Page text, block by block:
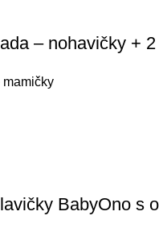
– nohavičky +
mamičky
BabyOno s